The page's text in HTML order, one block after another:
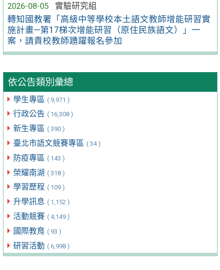
2026-08-05
實驗研究組
轉知國教署「高級中等學校本土語文教師增能研習實
施計畫—第17梯次增能研習（原住民族語文）」一
案，請貴校教師踴躍報名參加
依公告類別彙總
學生專區 ( 9,971 )
行政公告 ( 16,308 )
新生專區 ( 390 )
臺北市語文競賽專區 ( 34 )
防疫專區 ( 143 )
榮耀南湖 ( 318 )
學習歷程 ( 109 )
升學訊息 ( 1,152 )
活動競賽 ( 4,149 )
國際教育 ( 93 )
研習活動 ( 6,998 )